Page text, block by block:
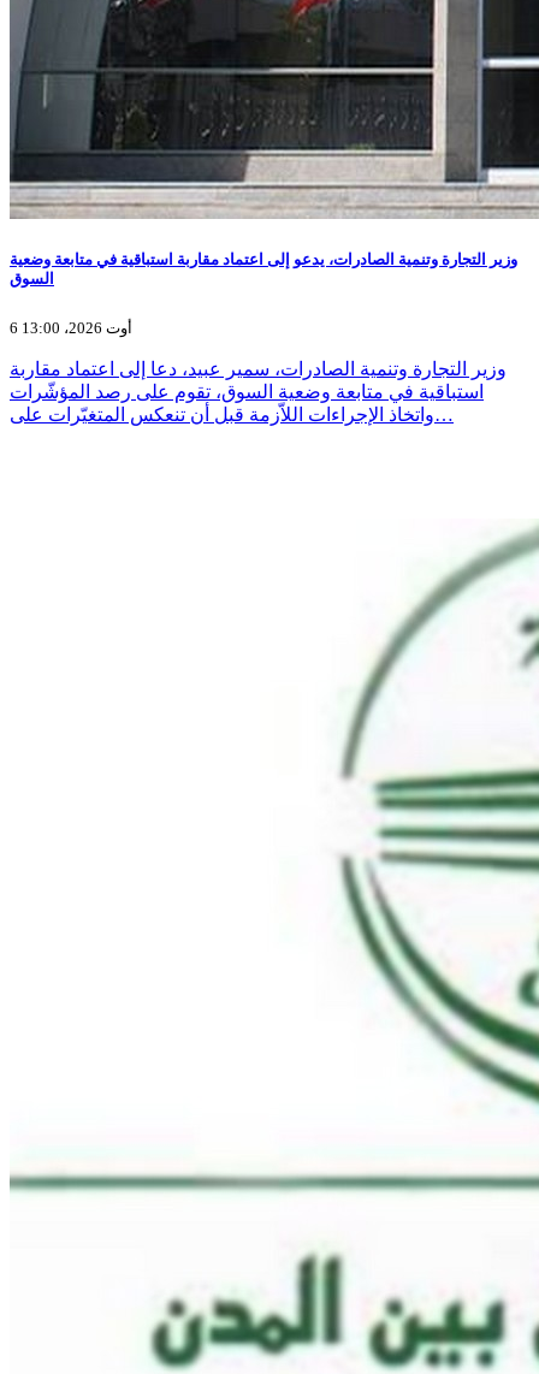
وزير التجارة وتنمية الصادرات، يدعو إلى اعتماد مقاربة استباقية في متابعة وضعية
السوق
6 أوت 2026، 13:00
وزير التجارة وتنمية الصادرات، سمير عبيد، دعا إلى اعتماد مقاربة
استباقية في متابعة وضعية السوق، تقوم على رصد المؤشّرات
واتخاذ الإجراءات اللاّزمة قبل أن تنعكس المتغيّرات على…